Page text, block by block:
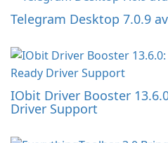
Telegram Desktop 7.0.9
IObit Driver Booster
Driver Support